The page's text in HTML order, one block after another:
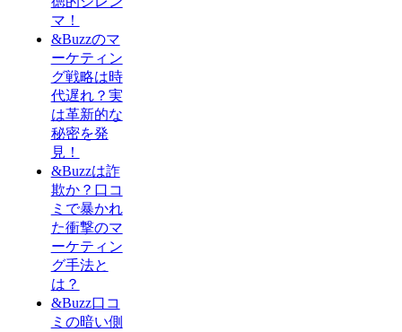
マ！
&Buzzのマ
ーケティン
グ戦略は時
代遅れ？実
は革新的な
秘密を発
見！
&Buzzは詐
欺か？口コ
ミで暴かれ
た衝撃のマ
ーケティン
グ手法と
は？
&Buzz口コ
ミの暗い側